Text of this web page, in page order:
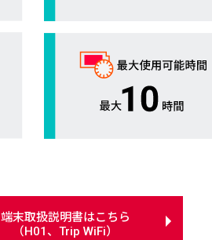
端末取扱説明書はこちら
（H01、Trip WiFi）